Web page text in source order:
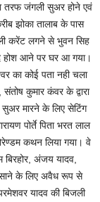
तरफ जंगली सुअर होने एवं
झोका तालाब के पास
करेंट लगने से भुवन सिह
होश आने पर घर आ गया।
का कोई पता नही चला
कुमार कंवर के द्वारा
सुअर मारने के लिए सेटिंग
पोर्ते पिता भरत लाल
कथन लिया गया। वे
बिरहोर, अंजय यादव,
के लिए अवैध रूप से
यादव की बिजली